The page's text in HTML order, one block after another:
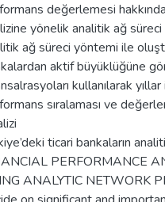
değerlemesi
yönelik analitik ağ
ağ süreci yöntemi ile
aktif büyüklüğüne
kullanılarak
sıralaması ve
ticari bankaların
PERFORMANCE
ANALYTIC NETWORK